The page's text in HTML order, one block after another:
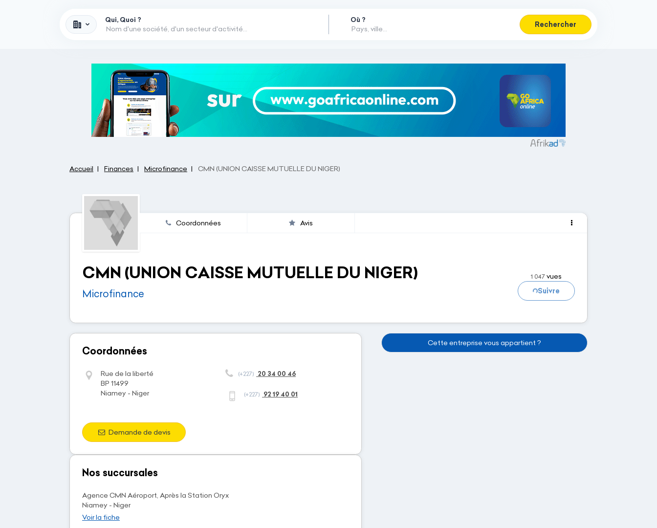
Qui, Quoi ? Où ?
Rechercher
Accueil Finances Microfinance CMN (UNION CAISSE MUTUELLE DU NIGER)
Coordonnées Avis
CMN (UNION CAISSE MUTUELLE DU NIGER)
Microfinance
1 047 vues
Chargement...Suivre
Coordonnées
Rue de la liberté
BP 11499
Niamey - Niger
(+227) 20 34 00 46
(+227) 92 19 40 01
Demande de devis
Nos succursales
Agence CMN Aéroport, Après la Station Oryx
Niamey - Niger
Voir la fiche
Cette entreprise vous appartient ?